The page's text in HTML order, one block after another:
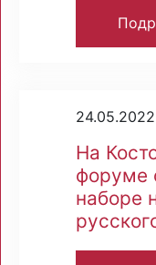
24.05.2022
На
форуме
наборе